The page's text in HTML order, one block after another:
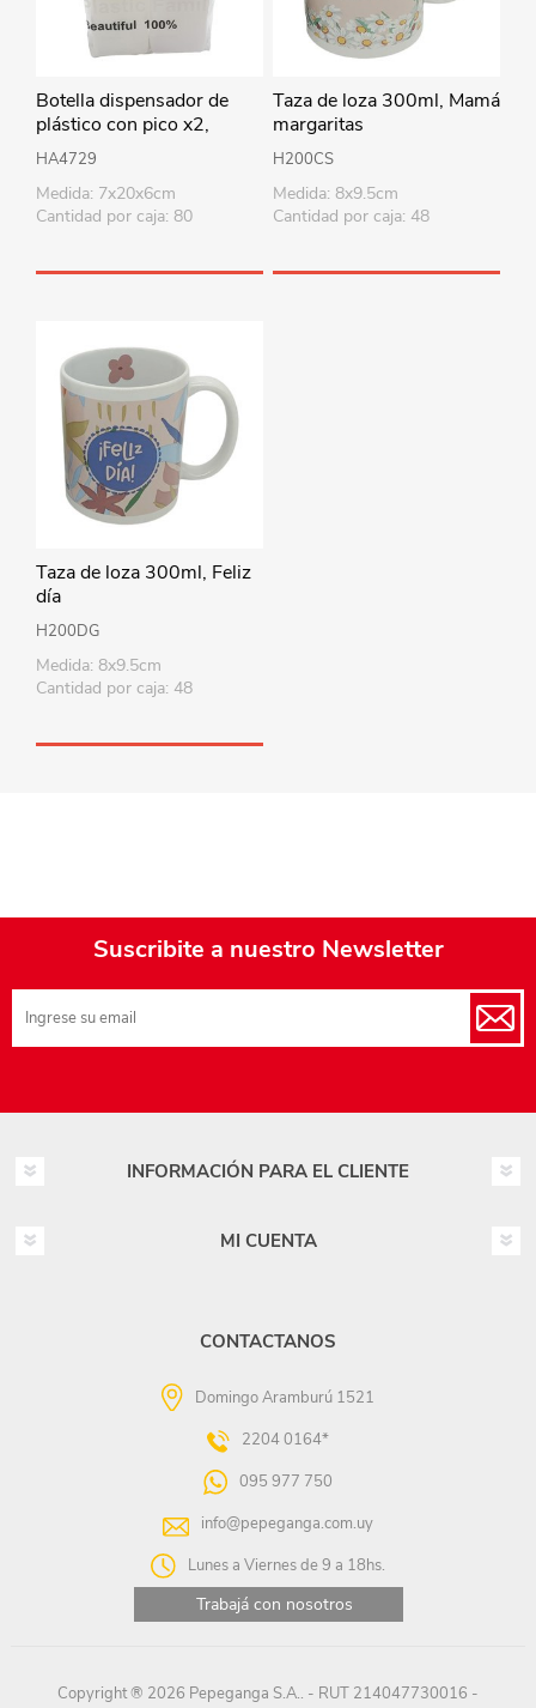
Botella dispensador de
plástico con pico x2,
500ml para salsas, en
bolsa
HA4729
Medida: 7x20x6cm
Cantidad por caja: 80
Taza de loza 300ml, Mamá
margaritas
H200CS
Medida: 8x9.5cm
Cantidad por caja: 48
Taza de loza 300ml, Feliz
día
H200DG
Medida: 8x9.5cm
Cantidad por caja: 48
Suscribite a nuestro Newsletter
INFORMACIÓN PARA EL CLIENTE
MI CUENTA
CONTACTANOS
Domingo Aramburú 1521
2204 0164*
095 977 750
info@pepeganga.com.uy
Lunes a Viernes de 9 a 18hs.
Trabajá con nosotros
Copyright ® 2026 Pepeganga S.A.. - RUT 214047730016 -